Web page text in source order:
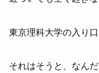
東京理科大学の入り
それはそうと、なん